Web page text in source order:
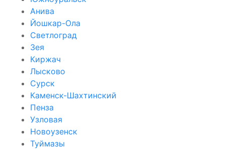
Анива
Йошкар-Ола
Светлоград
Зея
Киржач
Лысково
Сурск
Каменск-Шахтинский
Пенза
Узловая
Новоузенск
Туймазы